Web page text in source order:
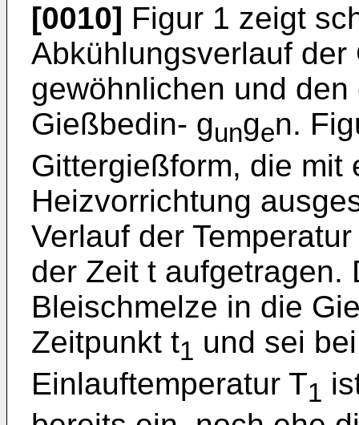
[0010] Figur 1 zeigt
Abkühlungsverlauf
gewöhnlichen und
Gießbedin- gungen.
Gittergießform, die mit
Heizvorrichtung
Verlauf der
der Zeit t aufgetragen.
Bleischmelze in die
Zeitpunkt t1 und sei
Einlauftemperatur T1